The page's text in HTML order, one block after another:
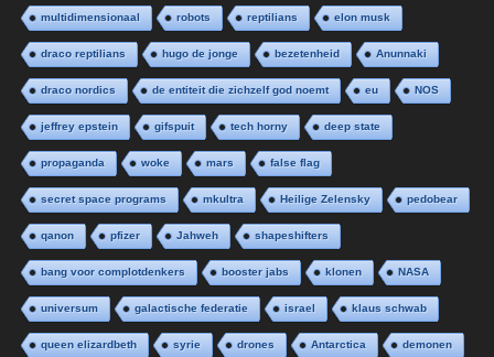
multidimensionaal robots reptilians elon musk
draco reptilians hugo de jonge bezetenheid Anunnaki
draco nordics de entiteit die zichzelf god noemt eu NOS
jeffrey epstein gifspuit tech horny deep state
propaganda woke mars false flag
secret space programs mkultra Heilige Zelensky pedobear
qanon pfizer Jahweh shapeshifters
bang voor complotdenkers booster jabs klonen NASA
universum galactische federatie israel klaus schwab
queen elizardbeth syrie drones Antarctica demonen